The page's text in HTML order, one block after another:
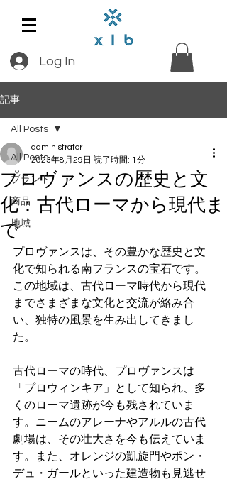
Log In
記事
All Posts
ブランド
商品
地域
All Posts
プロヴァンスの歴史と文
化：古代ローマから現代ま
で
administrator
2023年8月29日 読了時間: 1分
プロヴァンスは、その豊かな歴史と文
化で知られる南フランスの宝石です。
この地域は、古代ローマ時代から現代
までさまざまな文化と交流が絡み合
い、独特の風景を生み出してきまし
た。
古代ローマの時代、プロヴァンスは
「プロウィンキア」として知られ、多
くのローマ遺跡が今も残されていま
す。ニームのアレーナやアルルの古代
劇場は、その壮大さを今も伝えていま
す。また、オレンジの凱旋門やポン・
デュ・ガールといった建造物も見逃せ